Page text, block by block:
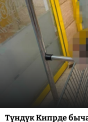
Түндүк Кипрде